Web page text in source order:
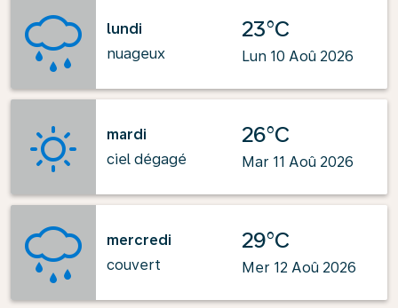
lundi
nuageux
23°C
Lun 10 Aoû 2026
mardi
ciel dégagé
26°C
Mar 11 Aoû 2026
mercredi
couvert
29°C
Mer 12 Aoû 2026